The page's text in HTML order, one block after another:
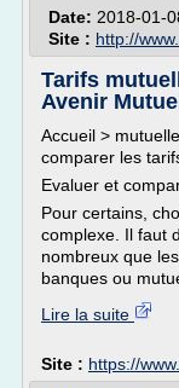
Date: 2018-01-
Site : http://
Tarifs
Avenir
Accueil >
comparer les
Evaluer et
Pour certains,
complexe. Il faut
nombreux que
banques ou
Lire la suite
Site : https://